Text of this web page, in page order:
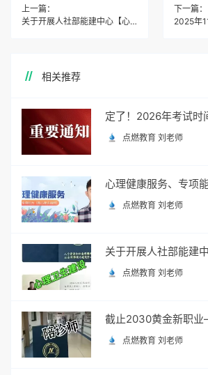
上一篇：
关于开展人社部能建中心【心理服务顾问】职业培训与考试
下一篇：
相关推荐
定了！2026年考试
点燃教育 刘老师
点燃教育 刘老师
点燃教育 刘老师
点燃教育 刘老师